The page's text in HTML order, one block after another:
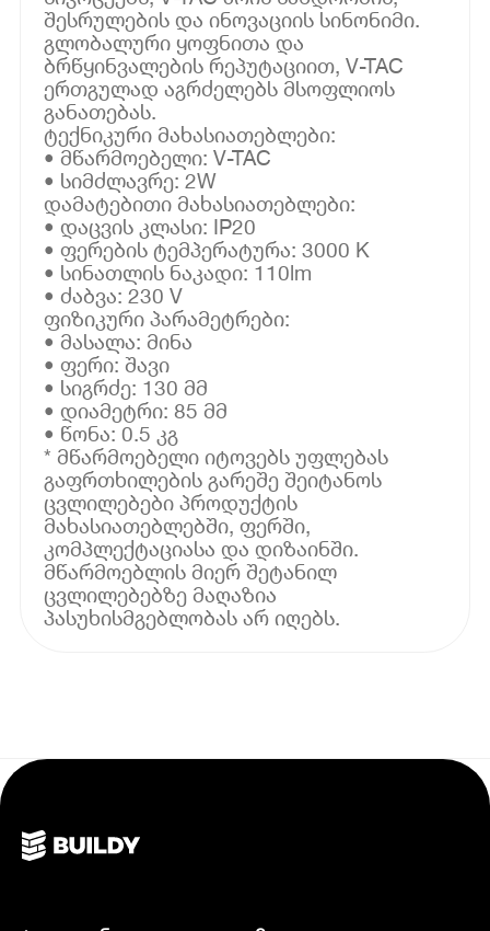
შესრულების და ინოვაციის სინონიმი.
გლობალური ყოფნითა და
ბრწყინვალების რეპუტაციით, V-TAC
ერთგულად აგრძელებს მსოფლიოს
განათებას.
ტექნიკური მახასიათებლები:
• მწარმოებელი: V-TAC
• სიმძლავრე: 2W
დამატებითი მახასიათებლები:
• დაცვის კლასი: IP20
• ფერების ტემპერატურა: 3000 K
• სინათლის ნაკადი: 110lm
• ძაბვა: 230 V
ფიზიკური პარამეტრები:
• მასალა: მინა
• ფერი: შავი
• სიგრძე: 130 მმ
• დიამეტრი: 85 მმ
• წონა: 0.5 კგ
* მწარმოებელი იტოვებს უფლებას
გაფრთხილების გარეშე შეიტანოს
ცვლილებები პროდუქტის
მახასიათებლებში, ფერში,
კომპლექტაციასა და დიზაინში.
მწარმოებლის მიერ შეტანილ
ცვლილებებზე მაღაზია
პასუხისმგებლობას არ იღებს.